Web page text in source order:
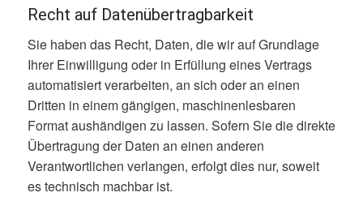
Recht auf Datenübertragbarkeit
Sie haben das Recht, Daten, die wir auf Grundlage
Ihrer Einwilligung oder in Erfüllung eines Vertrags
automatisiert verarbeiten, an sich oder an einen
Dritten in einem gängigen, maschinenlesbaren
Format aushändigen zu lassen. Sofern Sie die direkte
Übertragung der Daten an einen anderen
Verantwortlichen verlangen, erfolgt dies nur, soweit
es technisch machbar ist.